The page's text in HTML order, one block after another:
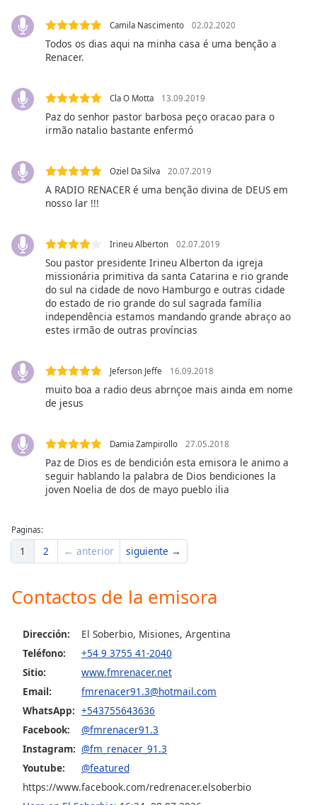
Picture-
in-
Picture
Fullscreen
modal
Beginning
will
cancel
Color
Text
Background
Caption
Background
Color
Opacity
Font
Edge
Style
Camila Nascimento 02.02.2020
Todos os dias aqui na minha casa é uma benção a
Renacer.
Cla O Motta 13.09.2019
Paz do senhor pastor barbosa peço oracao para o
irmão natalio bastante enfermó
Oziel Da Silva 20.07.2019
A RADIO RENACER é uma benção divina de DEUS em
nosso lar !!!
Irineu Alberton 02.07.2019
Sou pastor presidente Irineu Alberton da igreja
missionária primitiva da santa Catarina e rio grande
do sul na cidade de novo Hamburgo e outras cidade
do estado de rio grande do sul sagrada família
independência estamos mandando grande abraço ao
estes irmão de outras províncias
Jeferson Jeffe 16.09.2018
muito boa a radio deus abrnçoe mais ainda em nome
de jesus
Damia Zampirollo 27.05.2018
Paz de Dios es de bendición esta emisora le animo a
seguir hablando la palabra de Dios bendiciones la
joven Noelia de dos de mayo pueblo ilia
Paginas:
1 2 ← anterior siguiente →
Contactos de la emisora
Dirección:
El Soberbio, Misiones, Argentina
Teléfono:
+54 9 3755 41-2040
Sitio:
www.fmrenacer.net
Email:
fmrenacer91.3@hotmail.com
WhatsApp: +543755643636
Facebook:
@fmrenacer91.3
Instagram: @fm_renacer_91.3
Youtube:
@featured
https://www.facebook.com/redrenacer.elsoberbio